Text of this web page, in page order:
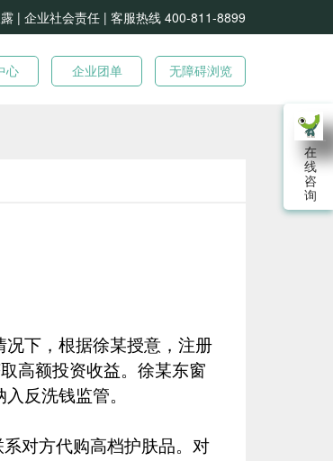
| 企业社会责任 | 客服热线 400-811-8899
心 企业团单 无障碍浏览
在
线
咨
询
下，根据徐某授意，注册
高额投资收益。徐某东窗
反洗钱监管。
对方代购高档护肤品。对